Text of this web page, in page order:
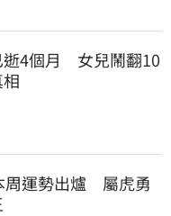
4個月　女兒鬧翻10
周運勢出爐　屬虎勇